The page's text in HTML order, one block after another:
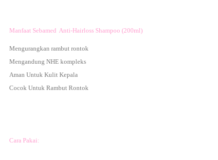
Manfaat Sebamed Anti-Hairloss Shampoo (200ml)
Mengurangkan rambut rontok
Mengandung NHE kompleks
Aman Untuk Kulit Kepala
Cocok Untuk Rambut Rontok
Cara Pakai: